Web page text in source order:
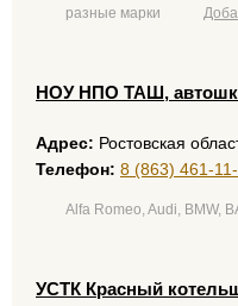
разные марки
НОУ НПО ТАШ,
Адрес: Ростовская
Телефон: 8 (863) 461-
Alfa Romeo, Audi, BMW,
УСТК Красный